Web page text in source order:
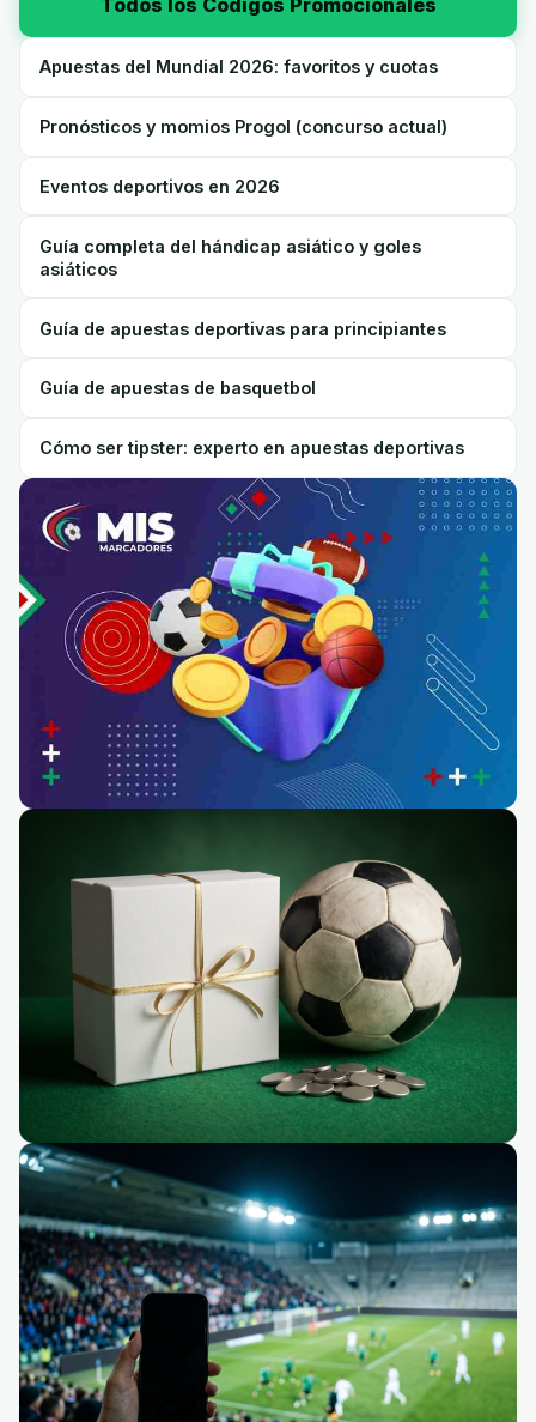
Apuestas del Mundial 2026: favoritos y cuotas
Pronósticos y momios Progol (concurso actual)
Eventos deportivos en 2026
Guía completa del hándicap asiático y goles
asiáticos
Guía de apuestas deportivas para principiantes
Guía de apuestas de basquetbol
Cómo ser tipster: experto en apuestas deportivas